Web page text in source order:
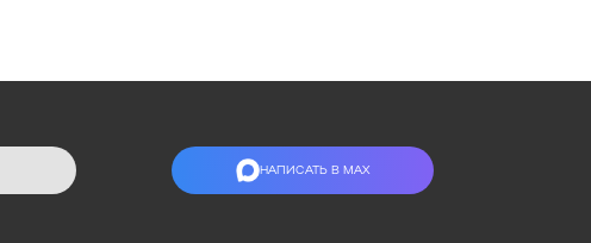
НАПИСАТЬ В МАХ